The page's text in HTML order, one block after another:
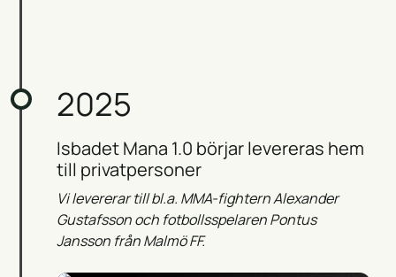
2025
Isbadet Mana 1.0 börjar levereras hem
till privatpersoner
Vi levererar till bl.a. MMA-fightern Alexander
Gustafsson och fotbollsspelaren Pontus
Jansson från Malmö FF.